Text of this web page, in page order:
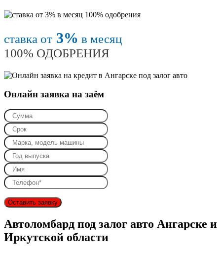
ставка от 3% в месяц
100% ОДОБРЕНИЯ
Онлайн заявка на заём
Оставить заявку
Автоломбард под залог авто Ангарске и
Иркутской области